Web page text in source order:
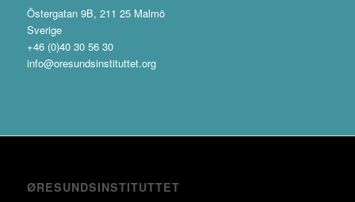
Östergatan 9B, 211 25 Malmö
Sverige
+46 (0)40 30 56 30
info@oresundsinstituttet.org
ØRESUNDSINSTITUTTET